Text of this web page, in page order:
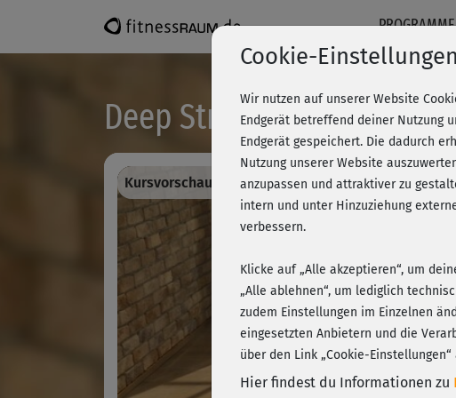
PROGRAMME
Deep Stretch - Flow 3
Kursvorschau - Anmelden und alles trainieren!
Cookie-Einstellungen
Wir nutzen auf unserer Website
Endgerät betreffend deiner Nutzung
Endgerät gespeichert. Die dadurch
Nutzung unserer Website
anzupassen und attraktiver zu
intern und unter Hinzuziehung
verbessern.
Klicke auf „Alle akzeptieren“, um
„Alle ablehnen“, um lediglich
zudem Einstellungen im Einzelnen
eingesetzten Anbietern und die
über den Link „Cookie-
Hier findest du Informationen zu